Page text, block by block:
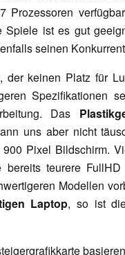
Spiele ist es gut
seinen
keinen Platz für
Spezifikationen
Das
uns aber nicht
Pixel Bildschirm.
teurere
Modellen
Laptop, so ist